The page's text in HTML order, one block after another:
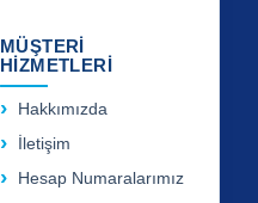
MÜŞTERİ
HİZMETLERİ
Hakkımızda
İletişim
Hesap Numaralarımız